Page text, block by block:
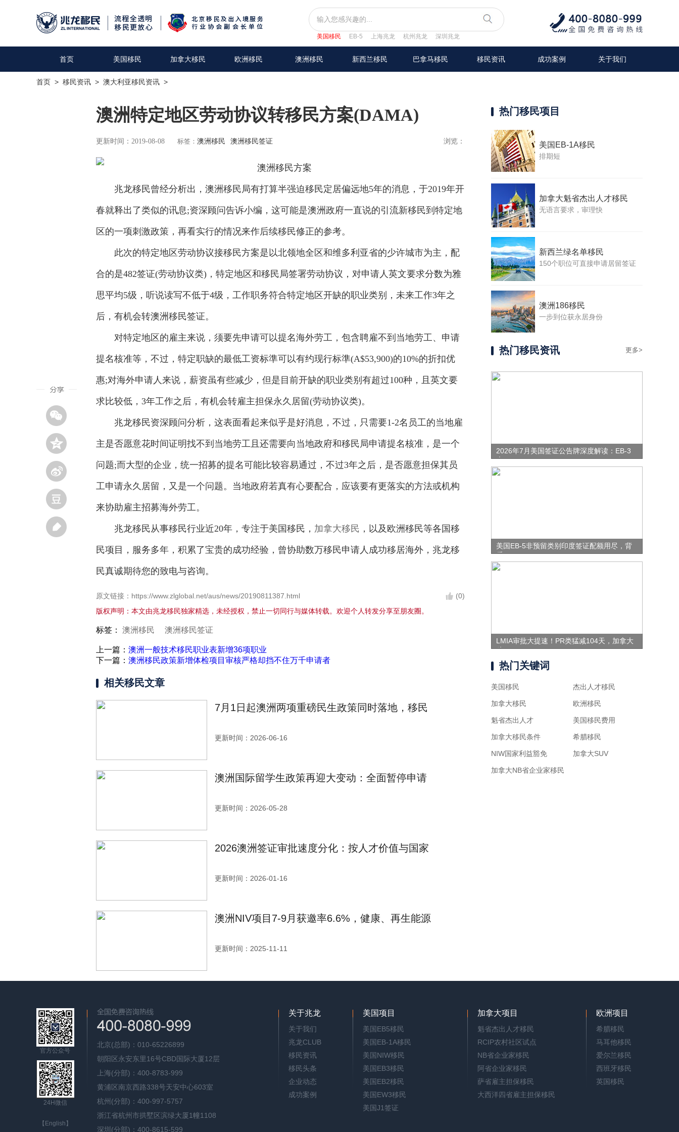
美国移民 EB-5 上海兆龙 杭州兆龙 深圳兆龙
首页 美国移民 加拿大移民 欧洲移民 澳洲移民 新西兰移民 巴拿马移民 移民资讯 成功案例 关于我们
首页 > 移民资讯 > 澳大利亚移民资讯 >
澳洲特定地区劳动协议转移民方案(DAMA)
更新时间：2019-08-08 标签： 澳洲移民 澳洲移民签证 浏览：
兆龙移民曾经分析出，澳洲移民局有打算半强迫移民定居偏远地5年的消息，于2019年开
春就释出了类似的讯息;资深顾问告诉小编，这可能是澳洲政府一直说的引流新移民到特定地
区的一项刺激政策，再看实行的情况来作后续移民修正的参考。
此次的特定地区劳动协议接移民方案是以北领地全区和维多利亚省的少许城市为主，配
合的是482签证(劳动协议类)，特定地区和移民局签署劳动协议，对申请人英文要求分数为雅
思平均5级，听说读写不低于4级，工作职务符合特定地区开缺的职业类别，未来工作3年之
后，有机会转澳洲移民签证。
对特定地区的雇主来说，须要先申请可以提名海外劳工，包含聘雇不到当地劳工、申请
提名核准等，不过，特定职缺的最低工资标準可以有约现行标準(A$53,900)的10%的折扣优
惠;对海外申请人来说，薪资虽有些减少，但是目前开缺的职业类别有超过100种，且英文要
求比较低，3年工作之后，有机会转雇主担保永久居留(劳动协议类)。
兆龙移民资深顾问分析，这表面看起来似乎是好消息，不过，只需要1-2名员工的当地雇
主是否愿意花时间证明找不到当地劳工且还需要向当地政府和移民局申请提名核准，是一个
问题;而大型的企业，统一招募的提名可能比较容易通过，不过3年之后，是否愿意担保其员
工申请永久居留，又是一个问题。当地政府若真有心要配合，应该要有更落实的方法或机构
来协助雇主招募海外劳工。
兆龙移民从事移民行业近20年，专注于美国移民， 加拿大移民 ，以及欧洲移民等各国移
民项目，服务多年，积累了宝贵的成功经验，曾协助数万移民申请人成功移居海外，兆龙移
民真诚期待您的致电与咨询。
原文链接：https://www.zlglobal.net/aus/news/20190811387.html
(0)
版权声明：本文由兆龙移民独家精选，未经授权，禁止一切同行与媒体转载。欢迎个人转发分享至朋友圈。
标签： 澳洲移民 澳洲移民签证
上一篇： 澳洲一般技术移民职业表新增36项职业
下一篇： 澳洲移民政策新增体检项目审核严格却挡不住万千申请者
相关移民文章
7月1日起澳洲两项重磅民生政策同时落地，移民
更新时间：2026-06-16
澳洲国际留学生政策再迎大变动：全面暂停申请
更新时间：2026-05-28
2026澳洲签证审批速度分化：按人才价值与国家
更新时间：2026-01-16
澳洲NIV项目7-9月获邀率6.6%，健康、再生能源
更新时间：2025-11-11
热门移民项目
美国EB-1A移民
排期短
加拿大魁省杰出人才移民
无语言要求，审理快
新西兰绿名单移民
150个职位可直接申请居留签证
澳洲186移民
一步到位获永居身份
热门移民资讯 更多>
2026年7月美国签证公告牌深度解读：EB-3
表
美国EB-5非预留类别印度签证配额用尽，背
后
LMIA审批大提速！PR类猛减104天，加拿大
移
热门关键词
美国移民
加拿大移民
魁省杰出人才
加拿大移民条件
NIW国家利益豁免
加拿大NB省企业家移民
杰出人才移民
欧洲移民
美国移民费用
希腊移民
加拿大SUV
官方公众号
24H微信
【English】
北京(总部)：010-65226899
朝阳区永安东里16号CBD国际大厦12层
上海(分部)：400-8783-999
黄浦区南京西路338号天安中心603室
杭州(分部)：400-997-5757
浙江省杭州市拱墅区滨绿大厦1幢1108
深圳(分部)：400-8615-599
关于兆龙
关于我们
兆龙CLUB
移民资讯
移民头条
企业动态
成功案例
美国项目
美国EB5移民
美国EB-1A移民
美国NIW移民
美国EB3移民
美国EB2移民
美国EW3移民
美国J1签证
加拿大项目
魁省杰出人才移民
RCIP农村社区试点
NB省企业家移民
阿省企业家移民
萨省雇主担保移民
大西洋四省雇主担保移民
欧洲项目
希腊移民
马耳他移民
爱尔兰移民
西班牙移民
英国移民